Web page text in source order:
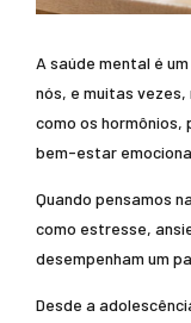
A saúde mental é
nós, e muitas
como os
bem-estar
Quando pensamos
como estresse,
desempenham um
Desde a